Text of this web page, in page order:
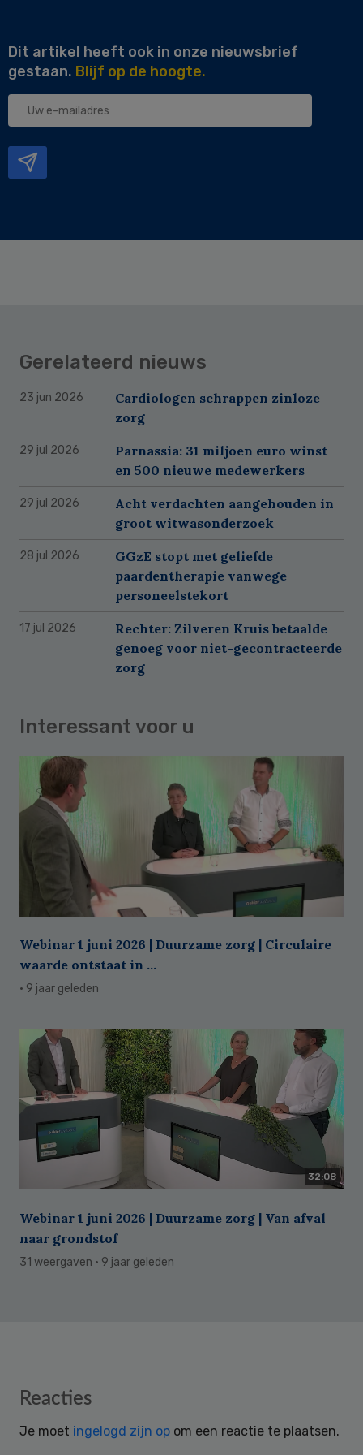
Dit artikel heeft ook in onze nieuwsbrief
gestaan. Blijf op de hoogte.
Uw
Gerelateerd nieuws
23 jun 2026
Cardiologen schrappen zinloze
zorg
29 jul 2026
Parnassia: 31 miljoen euro winst
en 500 nieuwe medewerkers
29 jul 2026
Acht verdachten aangehouden in
groot witwasonderzoek
28 jul 2026
GGzE stopt met geliefde
paardentherapie vanwege
personeelstekort
17 jul 2026
Rechter: Zilveren Kruis betaalde
genoeg voor niet-gecontracteerde
zorg
Interessant voor u
Webinar 1 juni 2026 | Duurzame zorg | Circulaire
waarde ontstaat in ...
· 9 jaar geleden
32:08
Webinar 1 juni 2026 | Duurzame zorg | Van afval
naar grondstof
31 weergaven · 9 jaar geleden
Reader
Reacties
Je moet ingelogd zijn op om een reactie te plaatsen.